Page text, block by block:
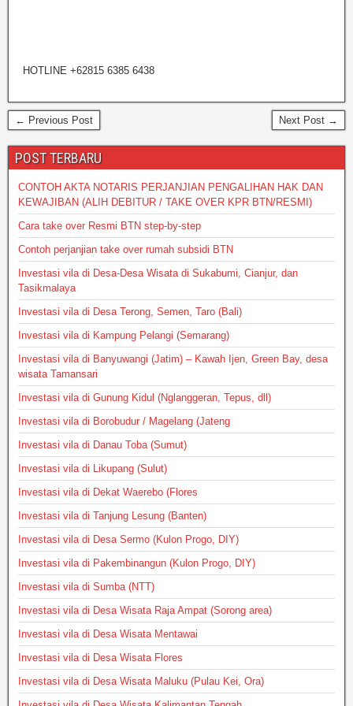
HOTLINE +62815 6385 6438
← Previous Post Next Post →
POST TERBARU
CONTOH AKTA NOTARIS PERJANJIAN PENGALIHAN HAK DAN
KEWAJIBAN (ALIH DEBITUR / TAKE OVER KPR BTN/RESMI)
Cara take over Resmi BTN step-by-step
Contoh perjanjian take over rumah subsidi BTN
Investasi vila di Desa-Desa Wisata di Sukabumi, Cianjur, dan
Tasikmalaya
Investasi vila di Desa Terong, Semen, Taro (Bali)
Investasi vila di Kampung Pelangi (Semarang)
Investasi vila di Banyuwangi (Jatim) – Kawah Ijen, Green Bay, desa
wisata Tamansari
Investasi vila di Gunung Kidul (Nglanggeran, Tepus, dll)
Investasi vila di Borobudur / Magelang (Jateng
Investasi vila di Danau Toba (Sumut)
Investasi vila di Likupang (Sulut)
Investasi vila di Dekat Waerebo (Flores
Investasi vila di Tanjung Lesung (Banten)
Investasi vila di Desa Sermo (Kulon Progo, DIY)
Investasi vila di Pakembinangun (Kulon Progo, DIY)
Investasi vila di Sumba (NTT)
Investasi vila di Desa Wisata Raja Ampat (Sorong area)
Investasi vila di Desa Wisata Mentawai
Investasi vila di Desa Wisata Flores
Investasi vila di Desa Wisata Maluku (Pulau Kei, Ora)